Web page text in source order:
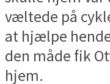
væltede på
at hjælpe
den måde fik
hjem.